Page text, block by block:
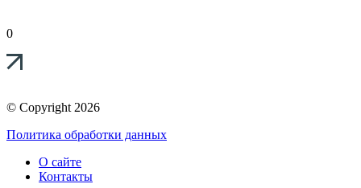
0
© Copyright 2026
Политика обработки данных
О сайте
Контакты